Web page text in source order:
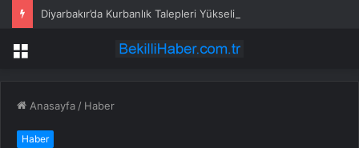
Diyarbakır’da Kurbanlık Talepleri Yükseliyor
Menü
Anasayfa / Haber
Haber